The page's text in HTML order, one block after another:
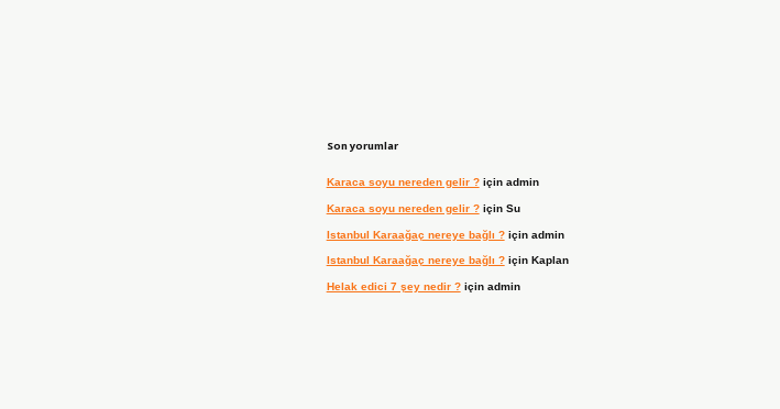
Son yorumlar
Karaca soyu nereden gelir ?için admin
Karaca soyu nereden gelir ?için Su
Istanbul Karaağaç nereye bağlı ?için admin
Istanbul Karaağaç nereye bağlı ?için Kaplan
Helak edici 7 şey nedir ?için admin